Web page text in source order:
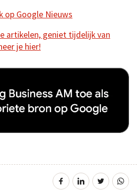
op Google Nieuws
artikelen, geniet tijdelijk van
je hier!